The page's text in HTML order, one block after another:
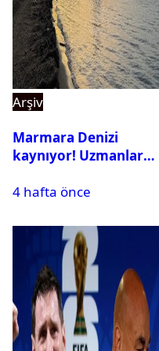
Arşiv
Marmara Denizi
kaynıyor! Uzmanlar
4 hafta önce